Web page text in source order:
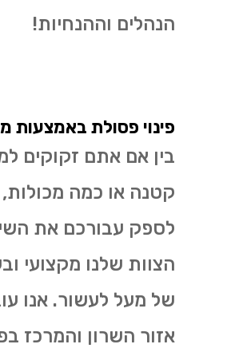
הנהלים וההנחיות!
פינוי פסולת באמצעות
בין אם אתם זקוקים
קטנה או כמה
לספק עבורכם את
הצוות שלנו מקצועי
של מעל לעשור. אנו
אזור השרון והמרכז